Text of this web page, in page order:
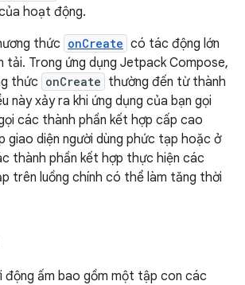
hoạt động.
thức onCreate có tác động lớn
tải. Trong ứng dụng Jetpack Compose,
thức onCreate thường đến từ thành
này xảy ra khi ứng dụng của bạn gọi
các thành phần kết hợp cấp cao
giao diện người dùng phức tạp hoặc ở
thành phần kết hợp thực hiện các
trên luồng chính có thể làm tăng thời
động ấm bao gồm một tập con các